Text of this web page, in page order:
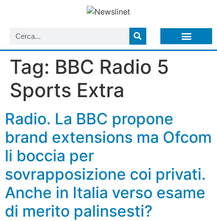
Tag: BBC Radio 5
Sports Extra
Radio. La BBC propone
brand extensions ma Ofcom
li boccia per
sovrapposizione coi privati.
Anche in Italia verso esame
di merito palinsesti?